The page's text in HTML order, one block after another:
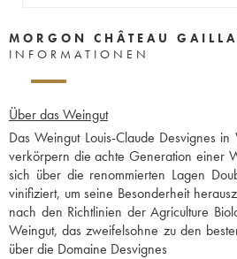
MORGON CHÂTEAU
INFORMATIONEN
Über das Weingut
Das Weingut Louis-Claude Desvignes
verkörpern die achte Generation einer
sich über die renommierten Lagen
vinifiziert, um seine Besonderheit
nach den Richtlinien der Agriculture
Weingut, das zweifelsohne zu den
über die Domaine Desvignes